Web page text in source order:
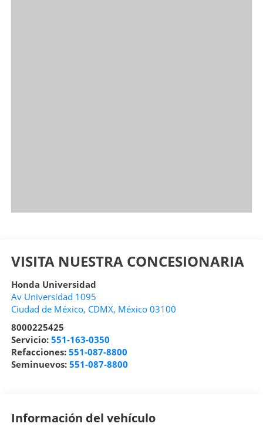
VISITA NUESTRA CONCESIONARIA
Honda Universidad
Av Universidad 1095
Ciudad de México, CDMX, México 03100
8000225425
Servicio: 551-163-0350
Refacciones: 551-087-8800
Seminuevos: 551-087-8800
Información del vehículo